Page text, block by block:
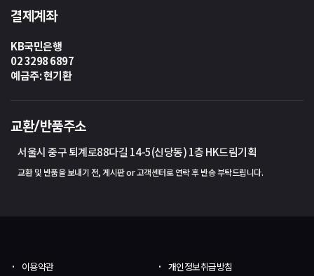
결제계좌
KB국민은행
02 3298 6897
예금주: 현기환
교환/반품주소
서울시 중구 퇴계로88다길 14-5(신당동) 1층 HK드림기획
교환 및 반품을 보내기 전, 게시판 or 고객센터로 연락 후 반송 부탁드립니다.
이용약관
개인정보취급방침